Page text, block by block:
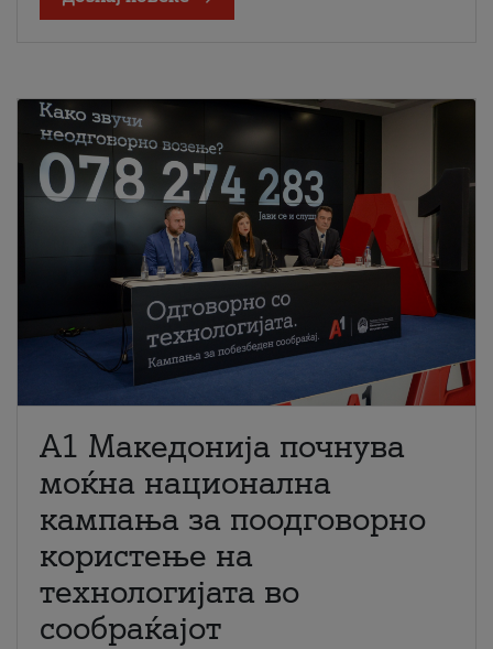
A1 Македонија почнува
моќна национална
кампања за поодговорно
користење на
технологијата во
сообраќајот